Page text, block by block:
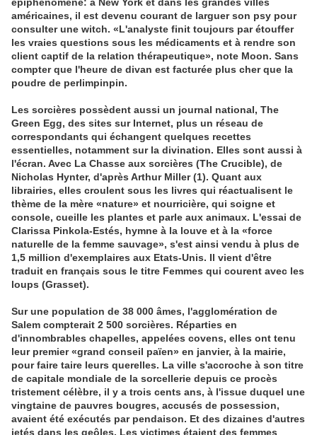
américaines, il est devenu courant de larguer son psy pour
consulter une witch. «L'analyste finit toujours par étouffer
les vraies questions sous les médicaments et à rendre son
client captif de la relation thérapeutique», note Moon. Sans
compter que l'heure de divan est facturée plus cher que la
poudre de perlimpinpin.
Les sorcières possèdent aussi un journal national, The
Green Egg, des sites sur Internet, plus un réseau de
correspondants qui échangent quelques recettes
essentielles, notamment sur la divination. Elles sont aussi à
l'écran. Avec La Chasse aux sorcières (The Crucible), de
Nicholas Hynter, d'après Arthur Miller (1). Quant aux
librairies, elles croulent sous les livres qui réactualisent le
thème de la mère «nature» et nourricière, qui soigne et
console, cueille les plantes et parle aux animaux. L'essai de
Clarissa Pinkola-Estés, hymne à la louve et à la «force
naturelle de la femme sauvage», s'est ainsi vendu à plus de
1,5 million d'exemplaires aux Etats-Unis. Il vient d'être
traduit en français sous le titre Femmes qui courent avec les
loups (Grasset).
Sur une population de 38 000 âmes, l'agglomération de
Salem compterait 2 500 sorcières. Réparties en
d'innombrables chapelles, appelées covens, elles ont tenu
leur premier «grand conseil païen» en janvier, à la mairie,
pour faire taire leurs querelles. La ville s'accroche à son titre
de capitale mondiale de la sorcellerie depuis ce procès
tristement célèbre, il y a trois cents ans, à l'issue duquel une
vingtaine de pauvres bougres, accusés de possession,
avaient été exécutés par pendaison. Et des dizaines d'autres
jetés dans les geôles. Les victimes étaient des femmes